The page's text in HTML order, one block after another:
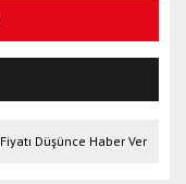
Fiyatı Düşünce Haber Ver